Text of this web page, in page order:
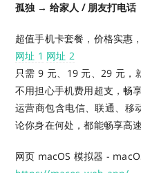
孤独 → 给家人 / 朋友打电话
超值手机卡套餐，价格实惠
网址 1 网址 2
只需 9 元、19 元、29 元，
不用担心手机费用超支，畅
运营商包含电信、联通、移
论你身在何处，都能畅享高
网页 macOS 模拟器 -